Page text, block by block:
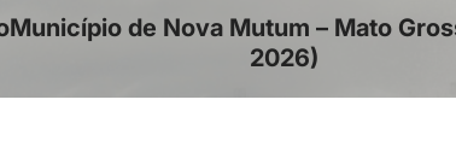
de Nova Mutum – Mato
2026)